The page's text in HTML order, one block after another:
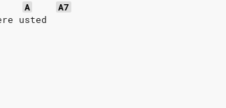
A
A7
usted